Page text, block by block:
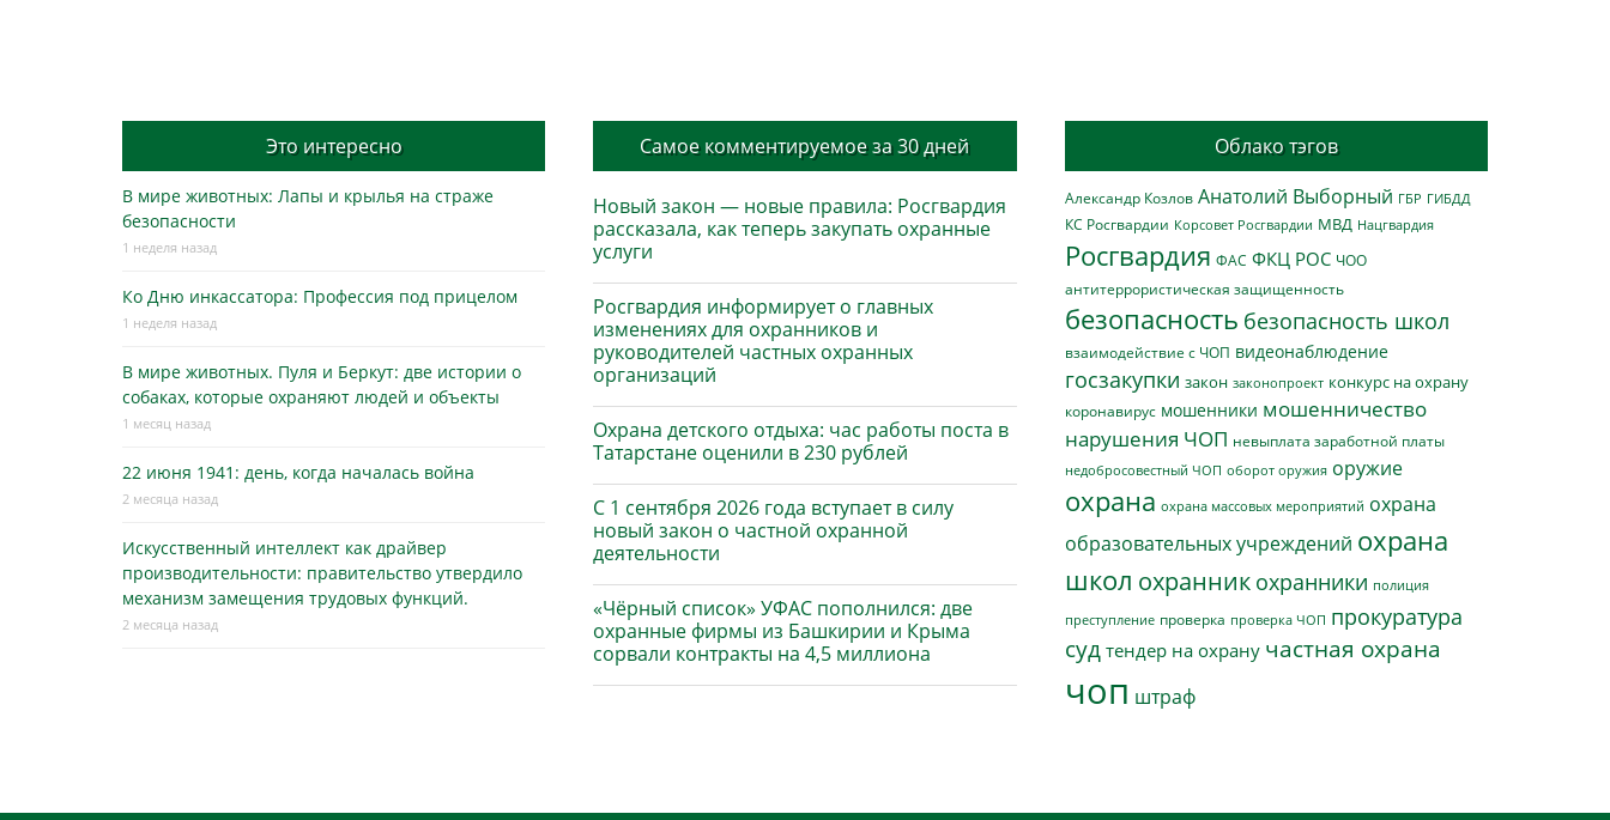
Это интересно
В мире животных: Лапы и крылья на страже
безопасности
1 неделя назад
Ко Дню инкассатора: Профессия под прицелом
1 неделя назад
В мире животных. Пуля и Беркут: две истории о
собаках, которые охраняют людей и объекты
1 месяц назад
22 июня 1941: день, когда началась война
2 месяца назад
Искусственный интеллект как драйвер
производительности: правительство утвердило
механизм замещения трудовых функций.
2 месяца назад
Самое комментируемое за 30 дней
Новый закон — новые правила: Росгвардия
рассказала, как теперь закупать охранные
услуги
Росгвардия информирует о главных
изменениях для охранников и
руководителей частных охранных
организаций
Охрана детского отдыха: час работы поста в
Татарстане оценили в 230 рублей
С 1 сентября 2026 года вступает в силу
новый закон о частной охранной
деятельности
«Чёрный список» УФАС пополнился: две
охранные фирмы из Башкирии и Крыма
сорвали контракты на 4,5 миллиона
Облако тэгов
Александр Козлов Анатолий Выборный ГБР ГИБДД
КС Росгвардии Корсовет Росгвардии МВД Нацгвардия
Росгвардия ФАС ФКЦ РОС ЧОО
антитеррористическая защищенность
безопасность безопасность школ
взаимодействие с ЧОП видеонаблюдение
госзакупки закон законопроект конкурс на охрану
коронавирус мошенники мошенничество
нарушения ЧОП невыплата заработной платы
недобросовестный ЧОП оборот оружия оружие
охрана охрана массовых мероприятий охрана
образовательных учреждений охрана
школ охранник охранники полиция
преступление проверка проверка ЧОП прокуратура
суд тендер на охрану частная охрана
чоп штраф